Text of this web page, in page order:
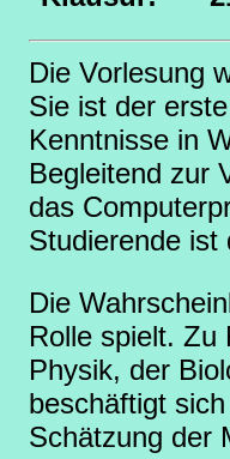
Die Vorlesung
Sie ist der
Kenntnisse in
Begleitend zur
das
Studierende ist
Die
Rolle spielt. Zu
Physik, der
beschäftigt
Schätzung der